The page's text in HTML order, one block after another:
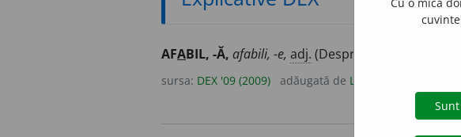
AFABIL, -Ă, afabili, -e, adj. (Despre oameni și
sursa: DEX '09 (2009) adăugată de LauraGellner